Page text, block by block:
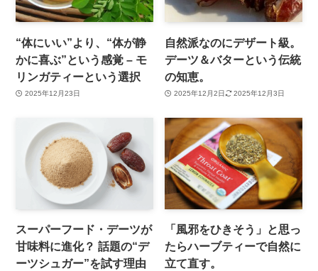
“体にいい”より、“体が静
かに喜ぶ”という感覚 – モ
リンガティーという選択
2025年12月23日
自然派なのにデザート級。
デーツ＆バターという伝統
の知恵。
2025年12月2日 2025年12月3日
スーパーフード・デーツが
甘味料に進化？ 話題の“デ
ーツシュガー”を試す理由
「風邪をひきそう」と思っ
たらハーブティーで自然に
立て直す。